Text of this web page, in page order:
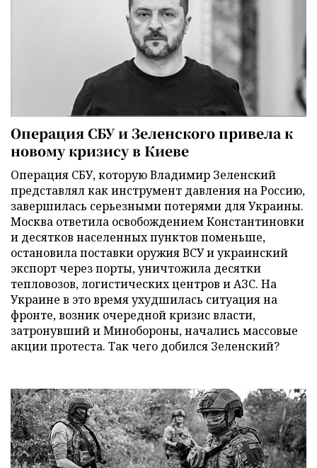
Операция СБУ и Зеленского привела к
новому кризису в Киеве
Операция СБУ, которую Владимир Зеленский
представлял как инструмент давления на Россию,
завершилась серьезными потерями для Украины.
Москва ответила освобождением Константиновки
и десятков населенных пунктов поменьше,
остановила поставки оружия ВСУ и украинский
экспорт через порты, уничтожила десятки
тепловозов, логистических центров и АЗС. На
Украине в это время ухудшилась ситуация на
фронте, возник очередной кризис власти,
затронувший и Минобороны, начались массовые
акции протеста. Так чего добился Зеленский?